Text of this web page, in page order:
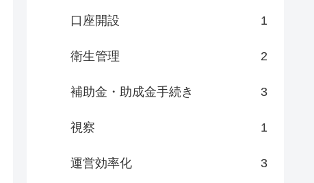
口座開設 1
衛生管理 2
補助金・助成金手続き 3
視察 1
運営効率化 3